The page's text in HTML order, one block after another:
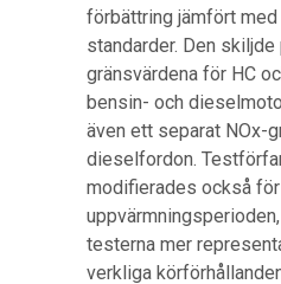
förbättring jämfört
standarder. Den skiljde
gränsvärdena för HC
bensin- och
även ett separat NOx-
dieselfordon.
modifierades också
testerna mer
verkliga